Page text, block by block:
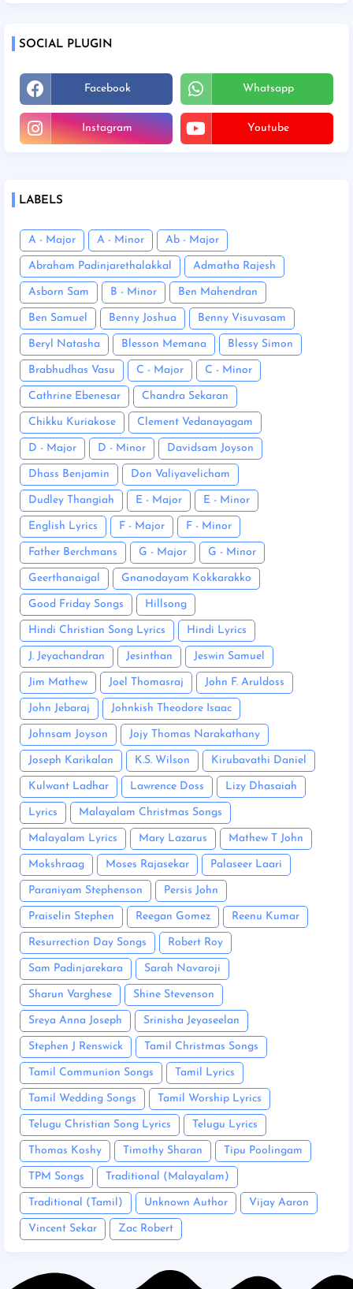
SOCIAL PLUGIN
Facebook Whatsapp
Instagram Youtube
LABELS
A - Major A - Minor Ab - Major
Abraham Padinjarethalakkal Admatha Rajesh
Asborn Sam B - Minor Ben Mahendran
Ben Samuel Benny Joshua Benny Visuvasam
Beryl Natasha Blesson Memana Blessy Simon
Brabhudhas Vasu C - Major C - Minor
Cathrine Ebenesar Chandra Sekaran
Chikku Kuriakose Clement Vedanayagam
D - Major D - Minor Davidsam Joyson
Dhass Benjamin Don Valiyavelicham
Dudley Thangiah E - Major E - Minor
English Lyrics F - Major F - Minor
Father Berchmans G - Major G - Minor
Geerthanaigal Gnanodayam Kokkarakko
Good Friday Songs Hillsong
Hindi Christian Song Lyrics Hindi Lyrics
J. Jeyachandran Jesinthan Jeswin Samuel
Jim Mathew Joel Thomasraj John F. Aruldoss
John Jebaraj Johnkish Theodore Isaac
Johnsam Joyson Jojy Thomas Narakathany
Joseph Karikalan K.S. Wilson Kirubavathi Daniel
Kulwant Ladhar Lawrence Doss Lizy Dhasaiah
Lyrics Malayalam Christmas Songs
Malayalam Lyrics Mary Lazarus Mathew T John
Mokshraag Moses Rajasekar Palaseer Laari
Paraniyam Stephenson Persis John
Praiselin Stephen Reegan Gomez Reenu Kumar
Resurrection Day Songs Robert Roy
Sam Padinjarekara Sarah Navaroji
Sharun Varghese Shine Stevenson
Sreya Anna Joseph Srinisha Jeyaseelan
Stephen J Renswick Tamil Christmas Songs
Tamil Communion Songs Tamil Lyrics
Tamil Wedding Songs Tamil Worship Lyrics
Telugu Christian Song Lyrics Telugu Lyrics
Thomas Koshy Timothy Sharan Tipu Poolingam
TPM Songs Traditional (Malayalam)
Traditional (Tamil) Unknown Author Vijay Aaron
Vincent Sekar Zac Robert